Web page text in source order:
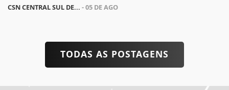
CSN CENTRAL SUL DE... - 05 DE AGO
TODAS AS POSTAGENS